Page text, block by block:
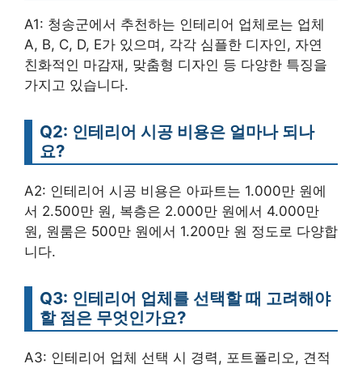
A1: 청송군에서 추천하는 인테리어 업체로는 업체
A, B, C, D, E가 있으며, 각각 심플한 디자인, 자연
친화적인 마감재, 맞춤형 디자인 등 다양한 특징을
가지고 있습니다.
Q2: 인테리어 시공 비용은 얼마나 되나
요?
A2: 인테리어 시공 비용은 아파트는 1.000만 원에
서 2.500만 원, 복층은 2.000만 원에서 4.000만
원, 원룸은 500만 원에서 1.200만 원 정도로 다양합
니다.
Q3: 인테리어 업체를 선택할 때 고려해야
할 점은 무엇인가요?
A3: 인테리어 업체 선택 시 경력, 포트폴리오, 견적